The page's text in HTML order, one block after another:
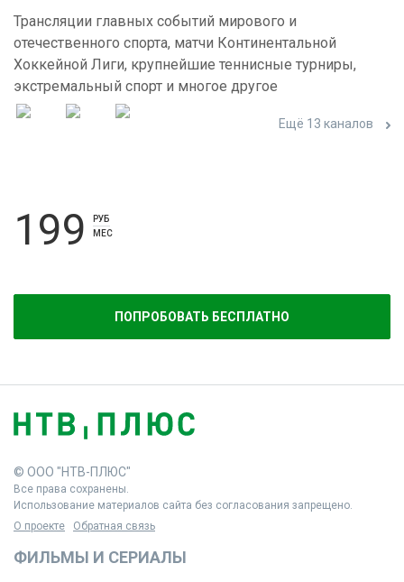
Трансляции главных событий мирового и
отечественного спорта, матчи Континентальной
Хоккейной Лиги, крупнейшие теннисные турниры,
экстремальный спорт и многое другое
Ещё 13 каналов
199
РУБ
МЕС
ПОПРОБОВАТЬ БЕСПЛАТНО
© ООО "НТВ-ПЛЮС"
Все права сохранены.
Использование материалов сайта без согласования запрещено.
О проекте
Обратная связь
ФИЛЬМЫ И СЕРИАЛЫ